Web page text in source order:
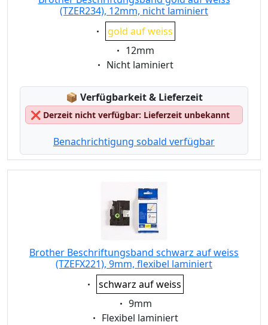
(TZER234), 12mm, nicht laminiert
Eigenschaft:
gold auf weiss
Eigenschaft:
12mm
Eigenschaft:
Nicht laminiert
📦 Lagerstatus:
Verfügbarkeit & Lieferzeit
❌ Derzeit nicht verfügbar: Lieferzeit unbekannt
Benachrichtigung sobald verfügbar
Brother Beschriftungsband schwarz auf weiss
(TZEFX221), 9mm, flexibel laminiert
Eigenschaft:
schwarz auf weiss
Eigenschaft:
9mm
Eigenschaft:
Flexibel laminiert